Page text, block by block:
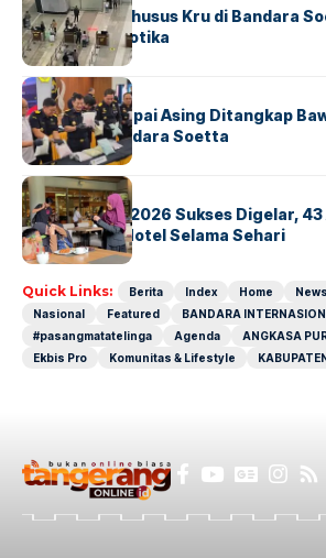
Ketika Jalur Khusus Kru di Bandara
Sindikat Narkotika
BANDARA BERITA
Kopilot Maskapai Asing Ditangkap
Ekstasi di Bandara Soetta
BERITAINDEX
GM For A Day 2026 Sukses Digelar,
Operasional Hotel Selama Sehari
Quick Links: Berita Index Home
Nasional
Featured
BANDARA
#pasangmatatelinga
Agenda ANGKASA
Ekbis Pro
Komunitas & Lifestyle